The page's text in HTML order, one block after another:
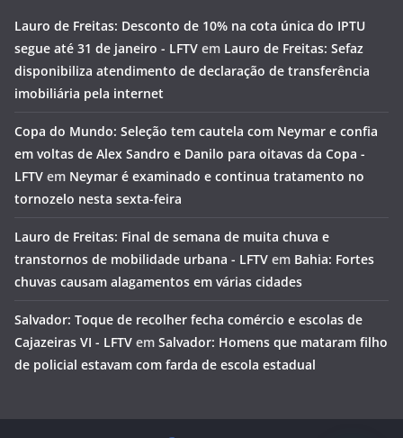
Lauro de Freitas: Desconto de 10% na cota única do IPTU
segue até 31 de janeiro - LFTV em Lauro de Freitas: Sefaz
disponibiliza atendimento de declaração de transferência
imobiliária pela internet
Copa do Mundo: Seleção tem cautela com Neymar e confia
em voltas de Alex Sandro e Danilo para oitavas da Copa -
LFTV em Neymar é examinado e continua tratamento no
tornozelo nesta sexta-feira
Lauro de Freitas: Final de semana de muita chuva e
transtornos de mobilidade urbana - LFTV em Bahia: Fortes
chuvas causam alagamentos em várias cidades
Salvador: Toque de recolher fecha comércio e escolas de
Cajazeiras VI - LFTV em Salvador: Homens que mataram filho
de policial estavam com farda de escola estadual